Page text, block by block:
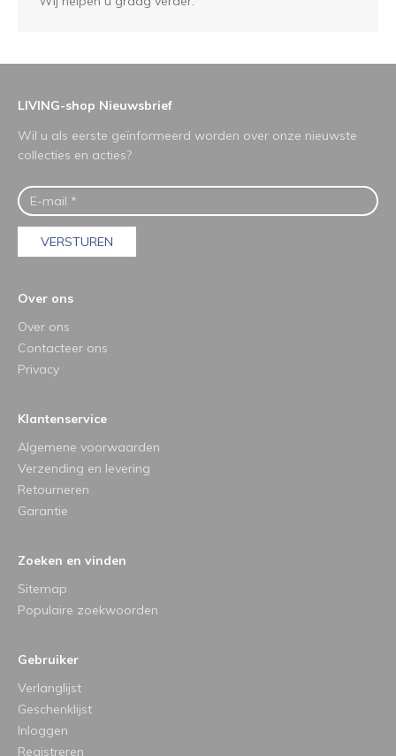
LIVING-shop Nieuwsbrief
Wil u als eerste geïnformeerd worden over onze nieuwste
collecties en acties?
VERSTUREN
Over ons
Over ons
Contacteer ons
Privacy
Klantenservice
Algemene voorwaarden
Verzending en levering
Retourneren
Garantie
Zoeken en vinden
Sitemap
Populaire zoekwoorden
Gebruiker
Verlanglijst
Geschenklijst
Inloggen
Registreren